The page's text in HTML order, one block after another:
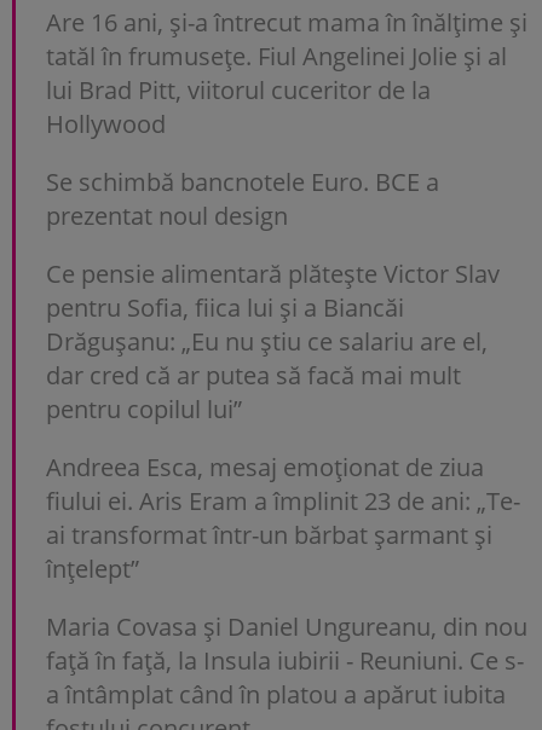
Are 16 ani, și-a întrecut mama în înălțime și
tatăl în frumusețe. Fiul Angelinei Jolie și al
lui Brad Pitt, viitorul cuceritor de la
Hollywood
Se schimbă bancnotele Euro. BCE a
prezentat noul design
Ce pensie alimentară plătește Victor Slav
pentru Sofia, fiica lui și a Biancăi
Drăgușanu: „Eu nu știu ce salariu are el,
dar cred că ar putea să facă mai mult
pentru copilul lui”
Andreea Esca, mesaj emoționat de ziua
fiului ei. Aris Eram a împlinit 23 de ani: „Te-
ai transformat într-un bărbat șarmant și
înțelept”
Maria Covasa și Daniel Ungureanu, din nou
față în față, la Insula iubirii - Reuniuni. Ce s-
a întâmplat când în platou a apărut iubita